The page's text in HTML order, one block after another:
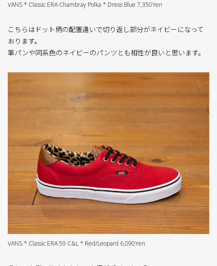
VANS * Classic ERA Chambray Polka * Dress Blue 7,350Yen
こちらはドット柄の配置違いで切り返し部分がネイビーになって
おります。
軍パンや同系色のネイビーのパンツとも相性が良いと思います。
VANS * Classic ERA 59 C&L * Red/Leopard 6,090Yen